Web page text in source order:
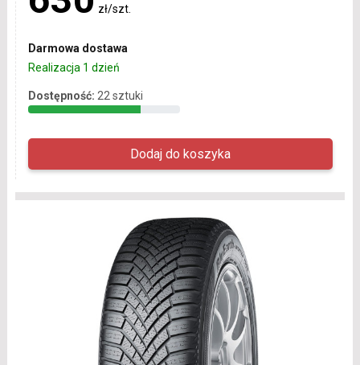
zł/szt.
Darmowa dostawa
Realizacja 1 dzień
Dostępność: 22 sztuki